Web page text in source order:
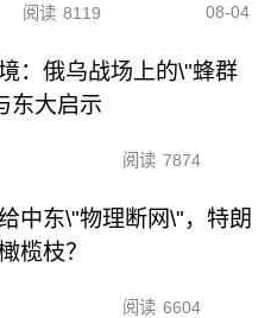
阅读 8119 08-04
：俄乌战场上的\"蜂群
东大启示
阅读 7874
中东\"物理断网\"，特朗
榄枝？
阅读 6604